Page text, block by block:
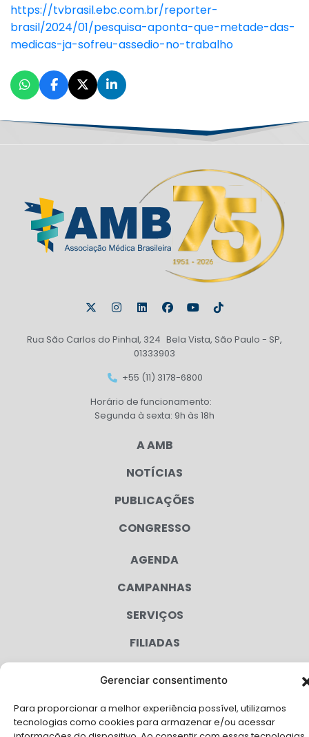
Gerenciar consentimento
Para proporcionar a melhor experiência possível, utilizamos
tecnologias como cookies para armazenar e/ou acessar
https://tvbrasil.ebc.com.br/reporter-
brasil/2024/01/pesquisa-aponta-que-metade-das-
medicas-ja-sofreu-assedio-no-trabalho
Rua São Carlos do Pinhal, 324 Bela Vista, São Paulo - SP,
01333903
+55 (11) 3178-6800
Horário de funcionamento:
Segunda à sexta: 9h às 18h
A AMB
NOTÍCIAS
PUBLICAÇÕES
CONGRESSO
AGENDA
CAMPANHAS
SERVIÇOS
FILIADAS
LGPD
Solicite Apoio Institucional da AMB para o seu evento